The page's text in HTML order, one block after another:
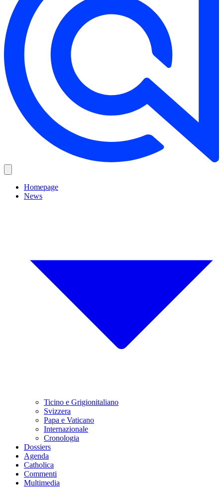
Homepage
News
Ticino e Grigionitaliano
Svizzera
Papa e Vaticano
Internazionale
Cronologia
Dossiers
Agenda
Catholica
Commenti
Multimedia